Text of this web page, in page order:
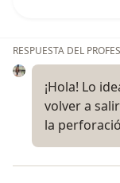
RESPUESTA DEL
¡Hola! Lo
volver a
la